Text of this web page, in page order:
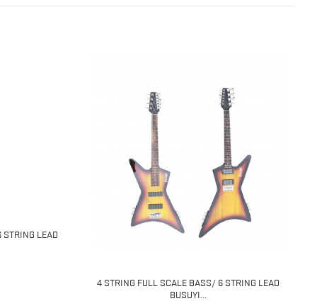
LEAD
4 STRING FULL SCALE BASS/ 6 STRING LEAD
BUSUYI...